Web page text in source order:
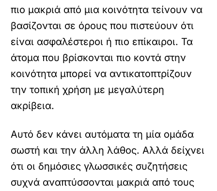
πιο μακριά από μια κοινότητα τείνουν να
βασίζονται σε όρους που πιστεύουν ότι
είναι ασφαλέστεροι ή πιο επίκαιροι. Τα
άτομα που βρίσκονται πιο κοντά στην
κοινότητα μπορεί να αντικατοπτρίζουν
την τοπική χρήση με μεγαλύτερη
ακρίβεια.
Αυτό δεν κάνει αυτόματα τη μία ομάδα
σωστή και την άλλη λάθος. Αλλά δείχνει
ότι οι δημόσιες γλωσσικές συζητήσεις
συχνά αναπτύσσονται μακριά από τους